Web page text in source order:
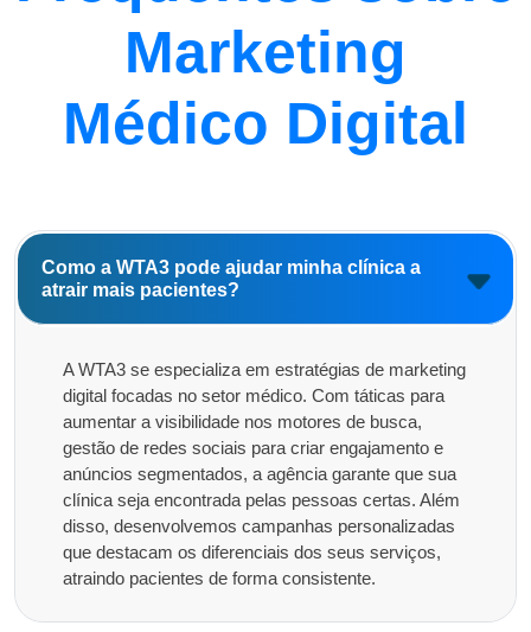
Marketing
Médico Digital
Como a WTA3 pode ajudar minha clínica a
atrair mais pacientes?
A WTA3 se especializa em estratégias de marketing
digital focadas no setor médico. Com táticas para
aumentar a visibilidade nos motores de busca,
gestão de redes sociais para criar engajamento e
anúncios segmentados, a agência garante que sua
clínica seja encontrada pelas pessoas certas. Além
disso, desenvolvemos campanhas personalizadas
que destacam os diferenciais dos seus serviços,
atraindo pacientes de forma consistente.